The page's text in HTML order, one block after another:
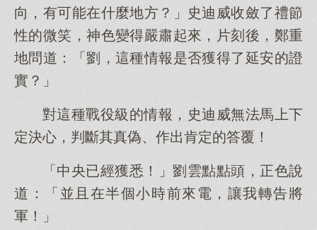
向，有可能在什麼地方？」史迪威收斂了禮節
性的微笑，神色變得嚴肅起來，片刻後，鄭重
地問道：「劉，這種情報是否獲得了延安的證
實？」
對這種戰役級的情報，史迪威無法馬上下
定決心，判斷其真偽、作出肯定的答覆！
「中央已經獲悉！」劉雲點點頭，正色說
道：「並且在半個小時前來電，讓我轉告將
軍！」